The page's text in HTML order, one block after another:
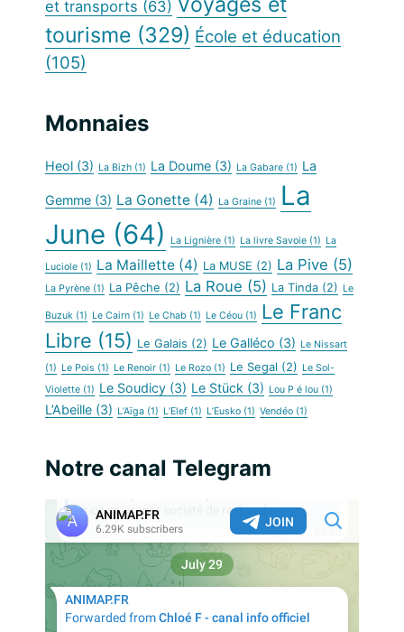
et transports (63)
tourisme (329) École et éducation
(105)
Monnaies
Heol (3) La Bizh (1) La Doume (3) La Gabare (1) La
Gemme (3) La Gonette (4) La Graine (1)
La
June (64) La Lignière (1) La livre Savoie (1) La
Luciole (1) La Maillette (4) La MUSE (2) La Pive (5)
La Pyrène (1) La Pêche (2) La Roue (5) La Tinda (2) Le
Buzuk (1) Le Cairn (1) Le Chab (1) Le Céou (1)
Le Franc
Libre (15) Le Galais (2) Le Galléco (3) Le Nissart
(1) Le Pois (1) Le Renoir (1) Le Rozo (1) Le Segal (2) Le Sol-
Violette (1) Le Soudicy (3) Le Stück (3) Lou P é lou (1)
L’Abeille (3) L’Aïga (1) L’Elef (1) L’Eusko (1) Vendéo (1)
Notre canal Telegram